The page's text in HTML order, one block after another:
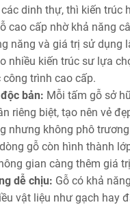
dinh thự, thì kiến trúc
cao cấp nhờ khả năng
năng và giá trị sử dụng
nhiều kiến trúc sư lựa
trình cao cấp.
bản: Mỗi tấm gỗ sở
riêng biệt, tạo nên vẻ
nhưng không phô
gỗ còn hình thành
gian càng thêm giá
dễ chịu: Gỗ có khả
vật liệu như gạch hay